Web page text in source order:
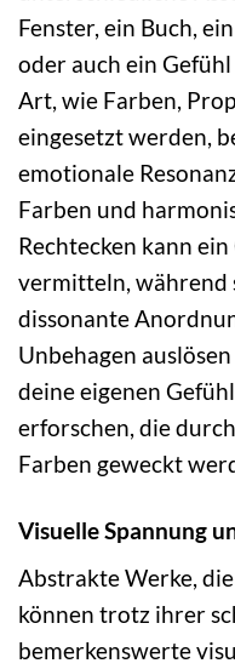
Fenster, ein Buch,
oder auch ein
Art, wie Farben,
eingesetzt werden,
emotionale
Farben und
Rechtecken kann
vermitteln, während
dissonante
Unbehagen
deine eigenen
erforschen, die
Farben geweckt
Visuelle Spannung
Abstrakte Werke,
können trotz ihrer
bemerkenswerte